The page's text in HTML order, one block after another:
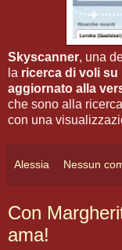
Skyscanner, una
la ricerca di voli su
aggiornato alla
che sono alla
con una
Alessia Nessun
Con
ama!